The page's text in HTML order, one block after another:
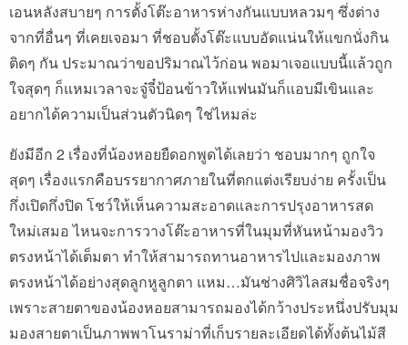
เอนหลังสบายๆ การตั้งโต๊ะอาหารห่างกันแบบหลวมๆ ซึ่งต่าง
จากที่อื่นๆ ที่เคยเจอมา ที่ชอบตั้งโต๊ะแบบอัดแน่นให้แขกนั่งกิน
ติดๆ กัน ประมาณว่าขอปริมาณไว้ก่อน พอมาเจอแบบนี้แล้วถูก
ใจสุดๆ ก็แหมเวลาจะจู๋จี๋ป้อนข้าวให้แฟนมันก็แอบมีเขินและ
อยากได้ความเป็นส่วนตัวนิดๆ ใช่ไหมล่ะ
ยังมีอีก 2 เรื่องที่น้องหอยยืดอกพูดได้เลยว่า ชอบมากๆ ถูกใจ
สุดๆ เรื่องแรกคือบรรยากาศภายในที่ตกแต่งเรียบง่าย ครั้งเป็น
กึ่งเปิดกึ่งปิด โชว์ให้เห็นความสะอาดและการปรุงอาหารสด
ใหม่เสมอ ไหนจะการวางโต๊ะอาหารที่ในมุมที่หันหน้ามองวิว
ตรงหน้าได้เต็มตา ทำให้สามารถทานอาหารไปและมองภาพ
ตรงหน้าได้อย่างสุดลูกหูลูกตา แหม…มันช่างศิวิไลสมชื่อจริงๆ
เพราะสายตาของน้องหอยสามารถมองได้กว้างประหนึ่งปรับมุม
มองสายตาเป็นภาพพาโนราม่าที่เก็บรายละเอียดได้ทั้งต้นไม้สี